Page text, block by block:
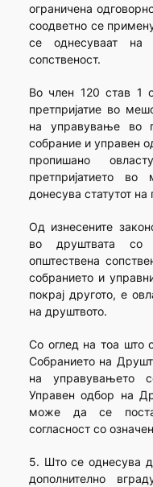
ограничена
соодветно се
се однесуваат на
сопственост.
Во член 120 став 1
претпријатие во
на управување во
собрание и управен
пропишано
претпријатието
донесува статутот на
Од изнесените
во друштвата со
општествена
собранието и
покрај другото, е
на друштвото.
Со оглед на тоа што
Собранието на
на управувањето
Управен одбор на
може да се
согласност со
5. Што се однесува
дополнително